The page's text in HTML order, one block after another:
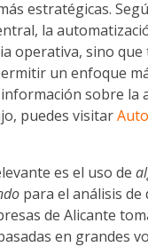
estratégicas.
la
operativa, sino
un enfoque
sobre la
puedes visitar
es el uso de
para el análisis de
de Alicante
en grandes